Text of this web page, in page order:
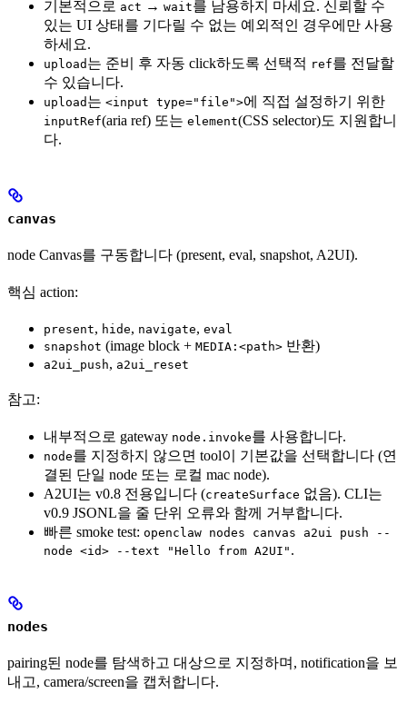
기본적으로 act → wait를 남용하지 마세요. 신뢰할 수
있는 UI 상태를 기다릴 수 없는 예외적인 경우에만 사용
하세요.
upload 는 준비 후 자동 click하도록 선택적 ref를 전달할
수 있습니다.
upload 는 <input type="file">에 직접 설정하기 위한
inputRef(aria ref) 또는 element(CSS selector)도 지원합니
다.
canvas
node Canvas를 구동합니다 (present, eval, snapshot, A2UI).
핵심 action:
present, hide, navigate, eval
snapshot (image block + MEDIA:<path> 반환)
a2ui_push, a2ui_reset
참고:
내부적으로 gateway node.invoke를 사용합니다.
node를 지정하지 않으면 tool이 기본값을 선택합니다 (연
결된 단일 node 또는 로컬 mac node).
A2UI는 v0.8 전용입니다 (createSurface 없음). CLI는
v0.9 JSONL을 줄 단위 오류와 함께 거부합니다.
빠른 smoke test: openclaw nodes canvas a2ui push --
node <id> --text "Hello from A2UI" .
nodes
pairing된 node를 탐색하고 대상으로 지정하며, notification을 보
내고, camera/screen을 캡처합니다.